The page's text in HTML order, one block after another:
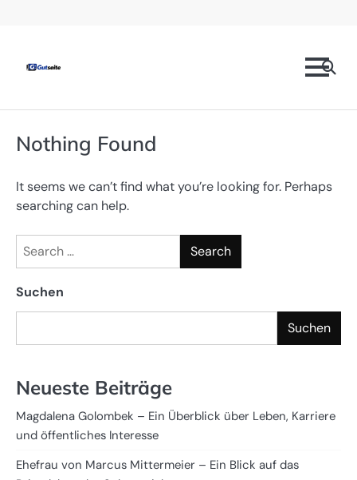
Nothing Found
It seems we can’t find what you’re looking for. Perhaps
searching can help.
Search
Suchen
Suchen
Neueste Beiträge
Magdalena Golombek – Ein Überblick über Leben, Karriere
und öffentliches Interesse
Ehefrau von Marcus Mittermeier – Ein Blick auf das